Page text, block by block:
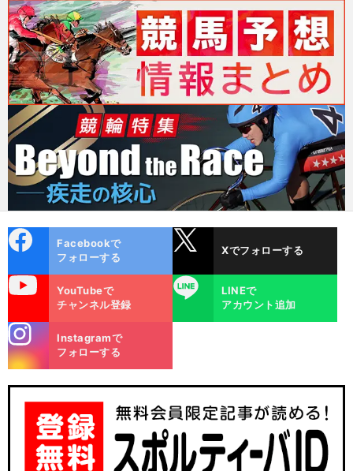
ok
Facebookで
フォローする
Xでフォローする
YouTubeで
チャンネル登録
LINE
LINEで
アカウント追加
m
Instagramで
フォローする